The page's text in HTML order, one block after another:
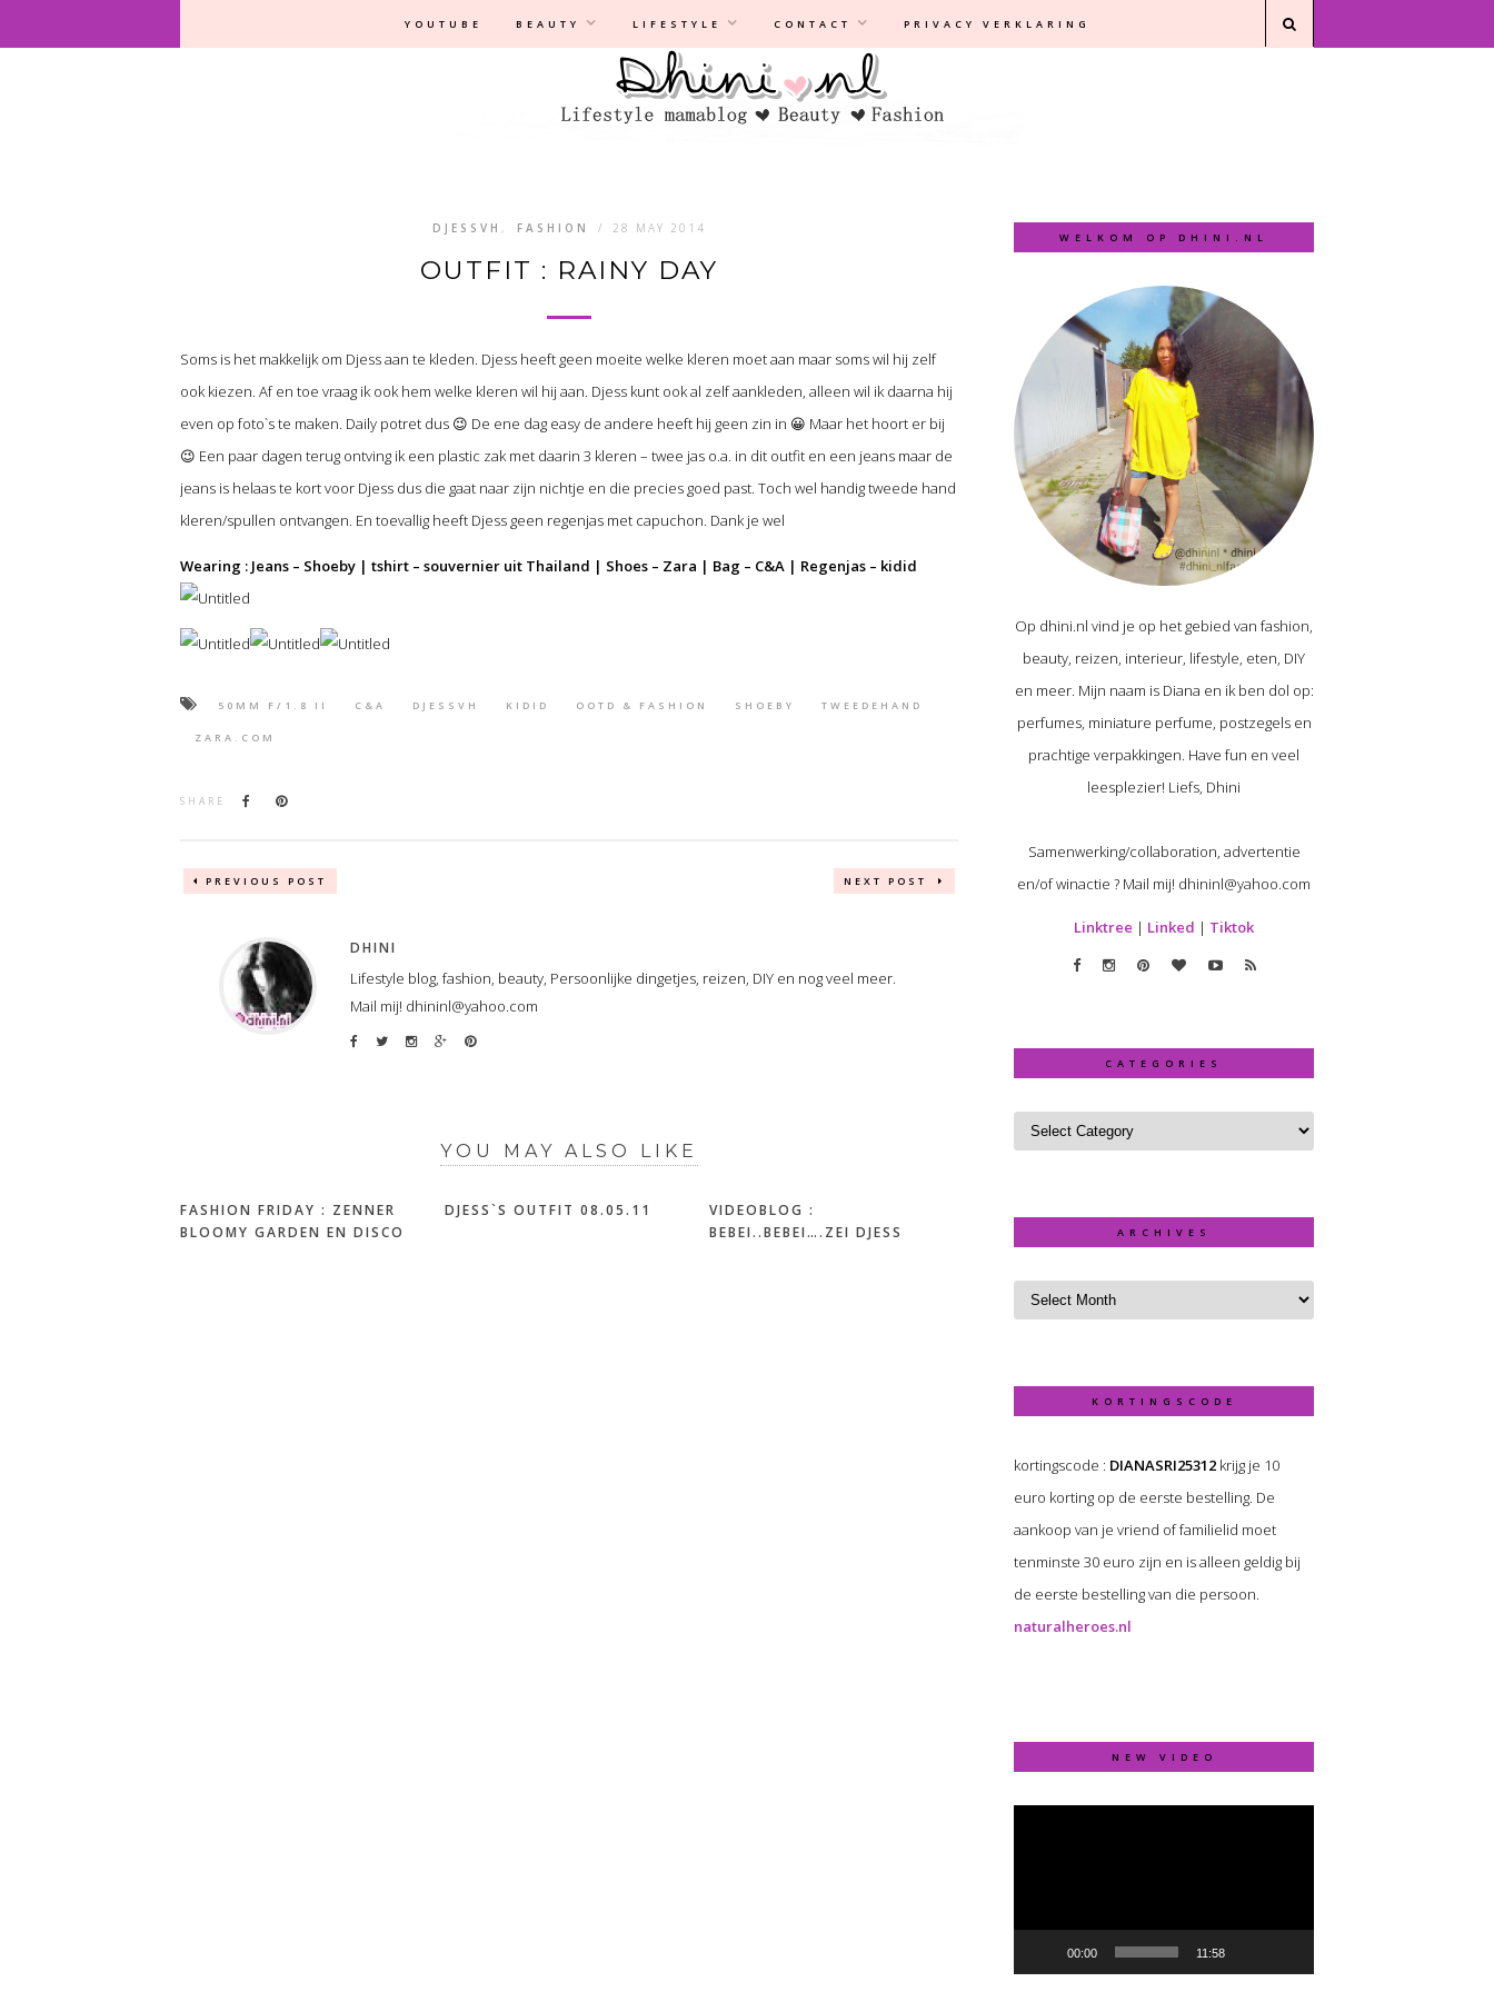
YOUTUBE BEAUTY LIFESTYLE CONTACT PRIVACY VERKLARING
Privacyverklaring |Disclaimer
DJESSVH , FASHION / 28 MAY 2014
OUTFIT : RAINY DAY
Soms is het makkelijk om Djess aan te kleden. Djess heeft geen moeite welke kleren moet aan maar soms wil hij zelf
ook kiezen. Af en toe vraag ik ook hem welke kleren wil hij aan. Djess kunt ook al zelf aankleden, alleen wil ik daarna hij
even op foto`s te maken. Daily potret dus 😉 De ene dag easy de andere heeft hij geen zin in 😀 Maar het hoort er bij
😉 Een paar dagen terug ontving ik een plastic zak met daarin 3 kleren – twee jas o.a. in dit outfit en een jeans maar de
jeans is helaas te kort voor Djess dus die gaat naar zijn nichtje en die precies goed past. Toch wel handig tweede hand
kleren/spullen ontvangen. En toevallig heeft Djess geen regenjas met capuchon. Dank je wel
Wearing : Jeans – Shoeby | tshirt – souvernier uit Thailand | Shoes – Zara | Bag – C&A | Regenjas – kidid
50MM F/1.8 II C&A DJESSVH KIDID OOTD & FASHION SHOEBY TWEEDEHAND
ZARA.COM
SHARE
PREVIOUS POST NEXT POST
DHINI
Lifestyle blog, fashion, beauty, Persoonlijke dingetjes, reizen, DIY en nog veel meer.
Mail mij! dhininl@yahoo.com
YOU MAY ALSO LIKE
FASHION FRIDAY : ZENNER
BLOOMY GARDEN EN DISCO
DJESS`S OUTFIT 08.05.11
VIDEOBLOG :
BEBEI..BEBEI….ZEI DJESS
WELKOM OP DHINI.NL
Op dhini.nl vind je op het gebied van fashion,
beauty, reizen, interieur, lifestyle, eten, DIY
en meer. Mijn naam is Diana en ik ben dol op:
perfumes, miniature perfume, postzegels en
prachtige verpakkingen. Have fun en veel
leesplezier! Liefs, Dhini
Samenwerking/collaboration, advertentie
en/of winactie ? Mail mij! dhininl@yahoo.com
Linktree | Linked | Tiktok
CATEGORIES
ARCHIVES
KORTINGSCODE
kortingscode : DIANASRI25312 krijg je 10
euro korting op de eerste bestelling. De
aankoop van je vriend of familielid moet
tenminste 30 euro zijn en is alleen geldig bij
de eerste bestelling van die persoon.
naturalheroes.nl
NEW VIDEO
Video
00:00 11:58